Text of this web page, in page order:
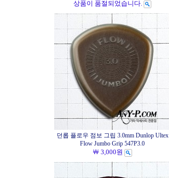
상품이 품절되었습니다.
던롭 플로우 점보 그립 3.0mm Dunlop Ultex
Flow Jumbo Grip 547P3.0
￦ 3,000원